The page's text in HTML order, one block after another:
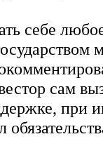
себе
сам
при